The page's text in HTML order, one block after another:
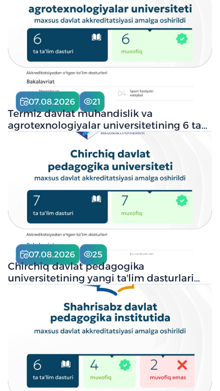
07.08.2026 21
Termiz davlat muhandislik va
agrotexnologiyalar universitetining 6 ta
taʼlim dasturi maxsus davlat
akkreditatsiyasidan muvaffaqiyatli o‘tdi
07.08.2026 25
Chirchiq davlat pedagogika
universitetining yangi taʼlim dasturlari
maxsus davlat akkreditatsiyasidan
muvaffaqiyatli o‘tdi